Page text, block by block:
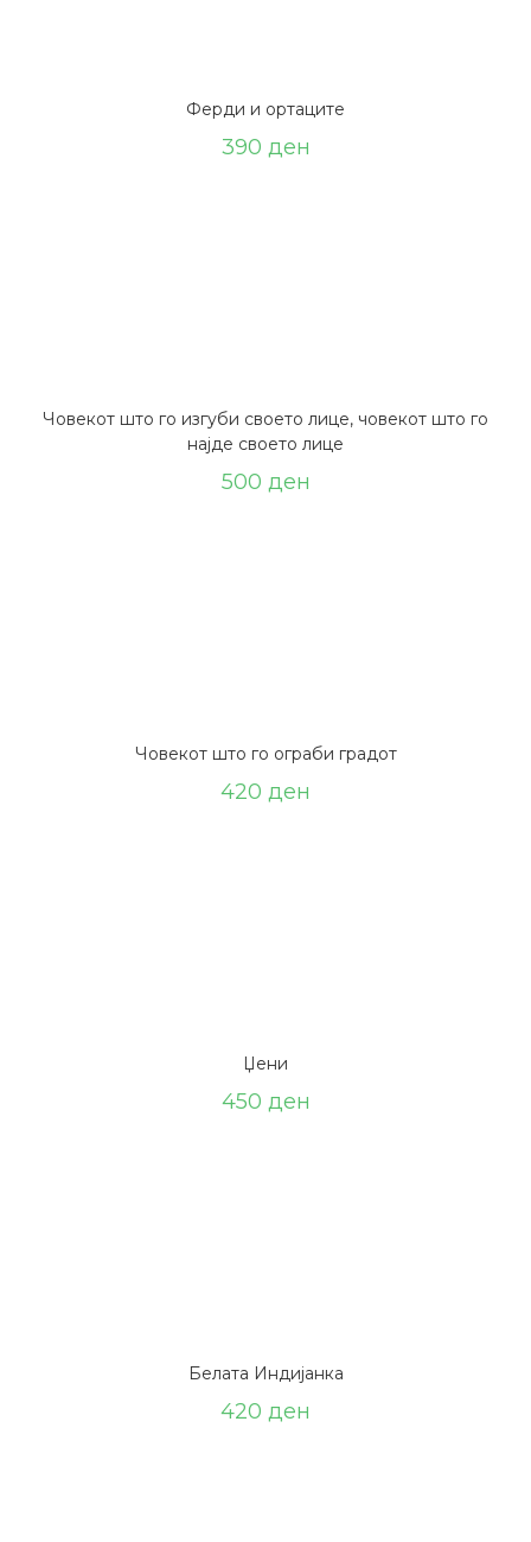
Ферди и ортаците
390 ден
Човекот што го изгуби своето лице, човекот што го
најде своето лице
500 ден
Човекот што го ограби градот
420 ден
Џени
450 ден
Белата Индијанка
420 ден